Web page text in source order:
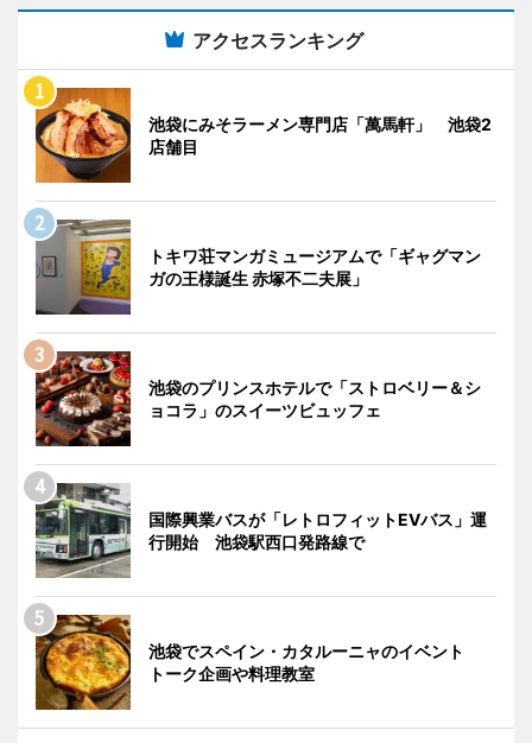
アクセスランキング
池袋にみそラーメン専門店「萬馬軒」 池袋2
店舗目
トキワ荘マンガミュージアムで「ギャグマン
ガの王様誕生 赤塚不二夫展」
池袋のプリンスホテルで「ストロベリー＆シ
ョコラ」のスイーツビュッフェ
国際興業バスが「レトロフィットEVバス」運
行開始 池袋駅西口発路線で
池袋でスペイン・カタルーニャのイベント
トーク企画や料理教室